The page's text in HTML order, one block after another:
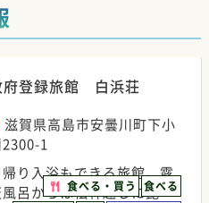
府登録旅館 白浜荘
滋賀県高島市安曇川町下小
2300-1
帰り入浴もできる旅館。露
風呂からは松林越しに琵…
食べる・買う
食べる